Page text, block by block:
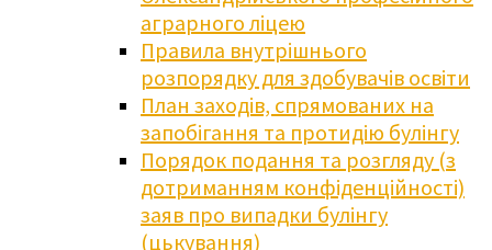
аграрного ліцею
Правила внутрішнього
розпорядку для здобувачів освіти
План заходів, спрямованих на
запобігання та протидію булінгу
Порядок подання та розгляду (з
дотриманням конфіденційності)
заяв про випадки булінгу
(цькування)